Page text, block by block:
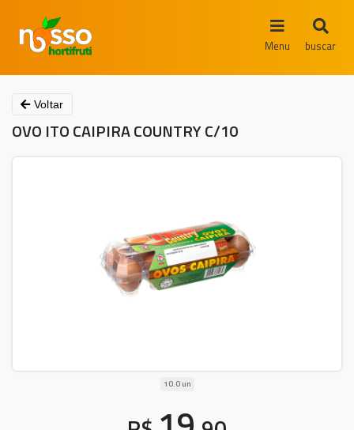
Menu buscar
Voltar
OVO ITO CAIPIRA COUNTRY C/10
10.0 un